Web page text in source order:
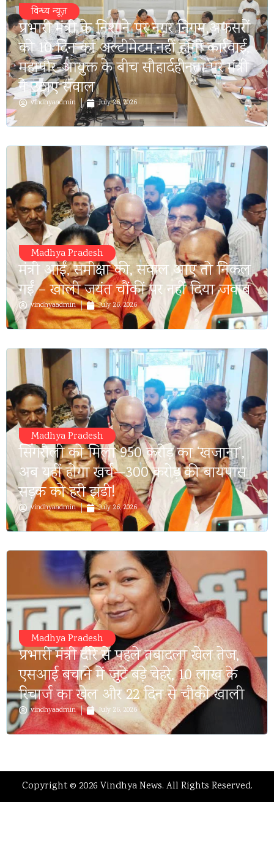
विन्ध्य न्यूज़
प्रभारी मंत्री के निशाने पर नगर निगम,अफसरों
को 10 दिन का अल्टीमेटम,नहीं होगी कार्रवाई,
महापौर-आयुक्त के बीच सौहार्दहीनता पर मंत्री
ने उठाए सवाल
vindhyaadmin July 26, 2026
Madhya Pradesh
मंत्री आईं, समीक्षा की, सवाल आए तो निकल
गईं – खाली जयंत चौंकीं पर नहीं दिया जवाब
vindhyaadmin July 26, 2026
Madhya Pradesh
सिंगरौली को मिला 950 करोड़ का ‘खजाना’,
अब यहीं होगा खर्च—300 करोड़ की बायपास
सड़क को हरी झंडी!
vindhyaadmin July 26, 2026
Madhya Pradesh
प्रभारी मंत्री दौरे से पहले तबादला खेल तेज,
एसआई बचाने में जुटे बड़े चेहरे, 10 लाख के
रिचार्ज का खेल और 22 दिन से चौकी खाली
vindhyaadmin July 26, 2026
Copyright © 2026 Vindhya News. All Rights Reserved.